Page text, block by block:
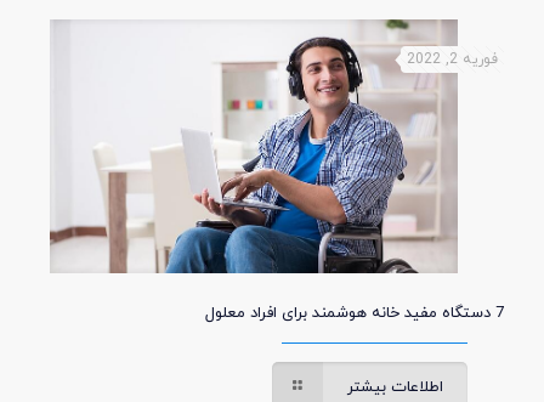
فوریه 2, 2022
7 دستگاه مفید خانه هوشمند برای افراد معلول
اطلاعات بیشتر